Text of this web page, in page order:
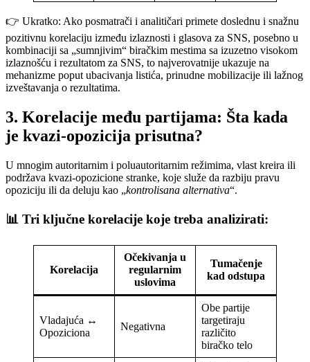
👉 Ukratko: Ako posmatrači i analitičari primete doslednu i snažnu
pozitivnu korelaciju između izlaznosti i glasova za SNS, posebno u
kombinaciji sa „sumnjivim“ biračkim mestima sa izuzetno visokom
izlaznošću i rezultatom za SNS, to najverovatnije ukazuje na
mehanizme poput ubacivanja listića, prinudne mobilizacije ili lažnog
izveštavanja o rezultatima.
3. Korelacije među partijama: Šta kada
je kvazi-opozicija prisutna?
U mnogim autoritarnim i poluautoritarnim režimima, vlast kreira ili
podržava kvazi-opozicione stranke, koje služe da razbiju pravu
opoziciju ili da deluju kao „kontrolisana alternativa“.
📊 Tri ključne korelacije koje treba analizirati:
Korelacija
Očekivanja u
regularnim
uslovima
Tumačenje
kad odstupa
Vladajuća ↔
Opoziciona
Negativna
Obe partije
targetiraju
različito
biračko telo